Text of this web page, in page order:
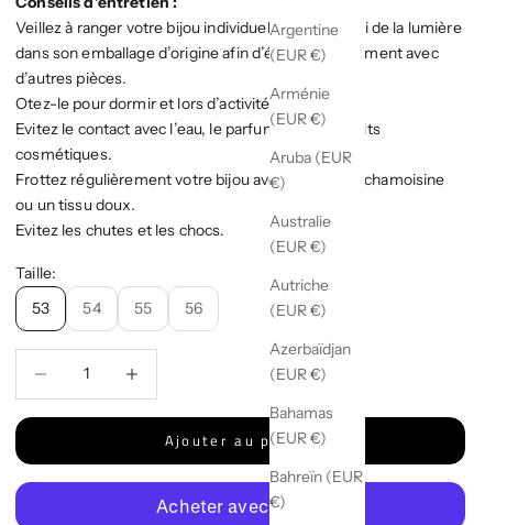
Argentine
(EUR €)
Arménie
(EUR €)
Aruba (EUR
€)
Australie
(EUR €)
Autriche
(EUR €)
Azerbaïdjan
(EUR €)
Bahamas
(EUR €)
Bahreïn (EUR
€)
Veillez à ranger votre bijou individuellement à l’abri de la lumière
dans son emballage d’origine afin d’éviter le frottement avec
d’autres pièces.
Otez-le pour dormir et lors d’activités physiques.
Evitez le contact avec l’eau, le parfum et les produits
cosmétiques.
Frottez régulièrement votre bijou avec une petite chamoisine
ou un tissu doux.
Evitez les chutes et les chocs.
Taille:
53
54 55 56
Ajouter au panier